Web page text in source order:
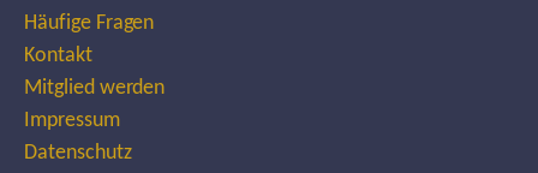
Häufige Fragen
Kontakt
Mitglied werden
Impressum
Datenschutz